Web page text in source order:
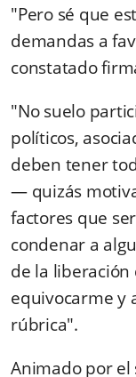
"Pero sé que
demandas a
constatado
"No suelo
políticos,
deben tener
— quizás
factores que
condenar a
de la
equivocarme y
rúbrica".
Animado por